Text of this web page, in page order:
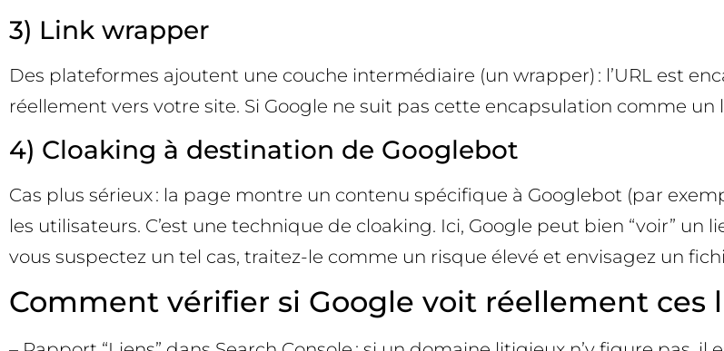
3) Link wrapper
Des plateformes ajoutent une couche intermédiaire (un wrapper) : l’URL est
réellement vers votre site. Si Google ne suit pas cette encapsulation comme un
4) Cloaking à destination de Googlebot
Cas plus sérieux : la page montre un contenu spécifique à Googlebot (par
les utilisateurs. C’est une technique de cloaking. Ici, Google peut bien “voir”
vous suspectez un tel cas, traitez-le comme un risque élevé et envisagez un
Comment vérifier si Google voit réellement ces